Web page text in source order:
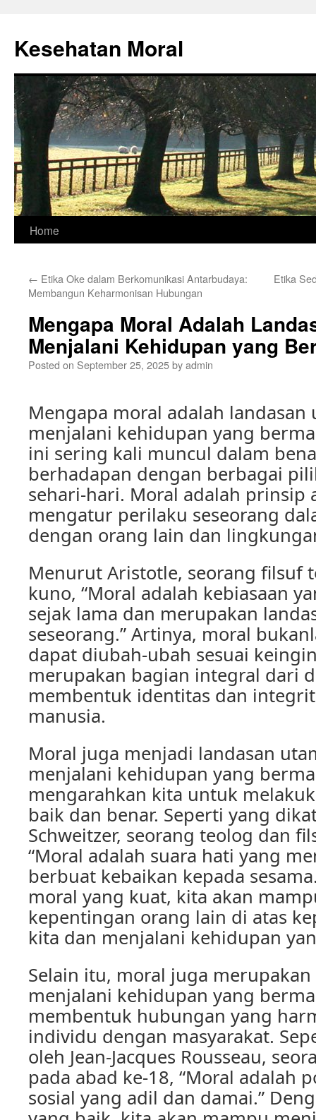
content
Kesehatan Moral
Home
← Etika Oke dalam Berkomunikasi Antarbudaya:
Membangun Keharmonisan Hubungan
Etika
Mengapa Moral Adalah
Menjalani Kehidupan yang
Posted on September 25, 2025byadmin
Mengapa moral adalah landasan
menjalani kehidupan yang
ini sering kali muncul dalam
berhadapan dengan berbagai
sehari-hari. Moral adalah prinsip
mengatur perilaku seseorang
dengan orang lain dan
Menurut Aristotle, seorang filsuf
kuno, “Moral adalah kebiasaan
sejak lama dan merupakan
seseorang.” Artinya, moral
dapat diubah-ubah sesuai
merupakan bagian integral dari
membentuk identitas dan
manusia.
Moral juga menjadi landasan
menjalani kehidupan yang
mengarahkan kita untuk
baik dan benar. Seperti yang
Schweitzer, seorang teolog dan
“Moral adalah suara hati yang
berbuat kebaikan kepada
moral yang kuat, kita akan
kepentingan orang lain di atas
kita dan menjalani kehidupan
Selain itu, moral juga
menjalani kehidupan yang
membentuk hubungan yang
individu dengan masyarakat.
oleh Jean-Jacques Rousseau,
pada abad ke-18, “Moral adalah
sosial yang adil dan damai.”